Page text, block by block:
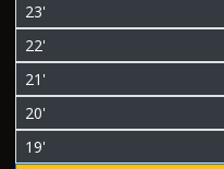
23'
22'
21'
20'
19'